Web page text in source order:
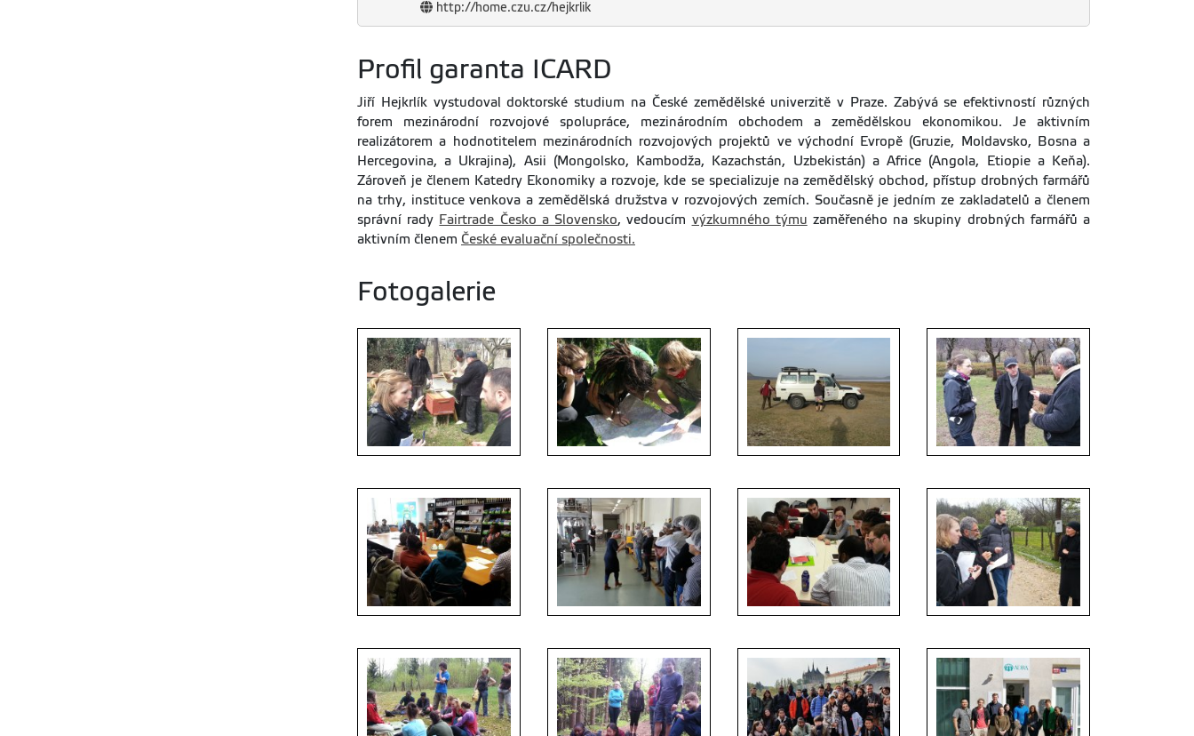
http://home.czu.cz/hejkrlik
Profil garanta ICARD
Jiří Hejkrlík vystudoval doktorské studium na České zemědělské univerzitě v Praze. Zabývá se efektivností různých
forem mezinárodní rozvojové spolupráce, mezinárodním obchodem a zemědělskou ekonomikou. Je aktivním
realizátorem a hodnotitelem mezinárodních rozvojových projektů ve východní Evropě (Gruzie, Moldavsko, Bosna a
Hercegovina, a Ukrajina), Asii (Mongolsko, Kambodža, Kazachstán, Uzbekistán) a Africe (Angola, Etiopie a Keňa).
Zároveň je členem Katedry Ekonomiky a rozvoje, kde se specializuje na zemědělský obchod, přístup drobných farmářů
na trhy, instituce venkova a zemědělská družstva v rozvojových zemích. Současně je jedním ze zakladatelů a členem
správní rady Fairtrade Česko a Slovensko, vedoucím výzkumného týmu zaměřeného na skupiny drobných farmářů a
aktivním členem České evaluační společnosti.
Fotogalerie
Our students collecting data
in the field
Practical training of navigation
Our students collecting data
in the field
Our students collecting data
in the field
Excursions to food companies Excursions to food companies Group work in the class
Our students collecting data
in the field